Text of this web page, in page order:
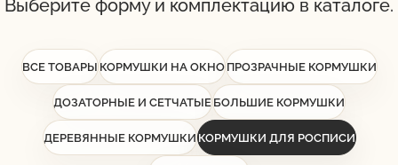
Выберите форму и комплектацию в каталоге.
ВСЕ ТОВАРЫКОРМУШКИ НА ОКНОПРОЗРАЧНЫЕ КОРМУШКИ
ДОЗАТОРНЫЕ И СЕТЧАТЫЕБОЛЬШИЕ КОРМУШКИ
ДЕРЕВЯННЫЕ КОРМУШКИКОРМУШКИ ДЛЯ РОСПИСИ